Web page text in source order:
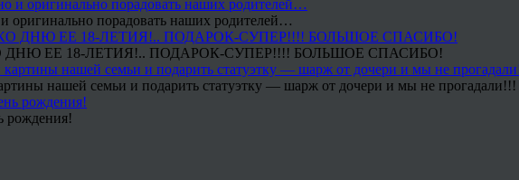
оригинально порадовать наших родителей…
ЕЕ 18-ЛЕТИЯ!.. ПОДАРОК-СУПЕР!!!! БОЛЬШОЕ СПАСИБО!
нашей семьи и подарить статуэтку — шарж от дочери и мы не прогадали!!!
рождения!